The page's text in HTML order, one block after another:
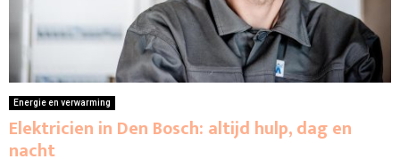
Energie en verwarming
Elektricien in Den Bosch: altijd hulp, dag en
nacht